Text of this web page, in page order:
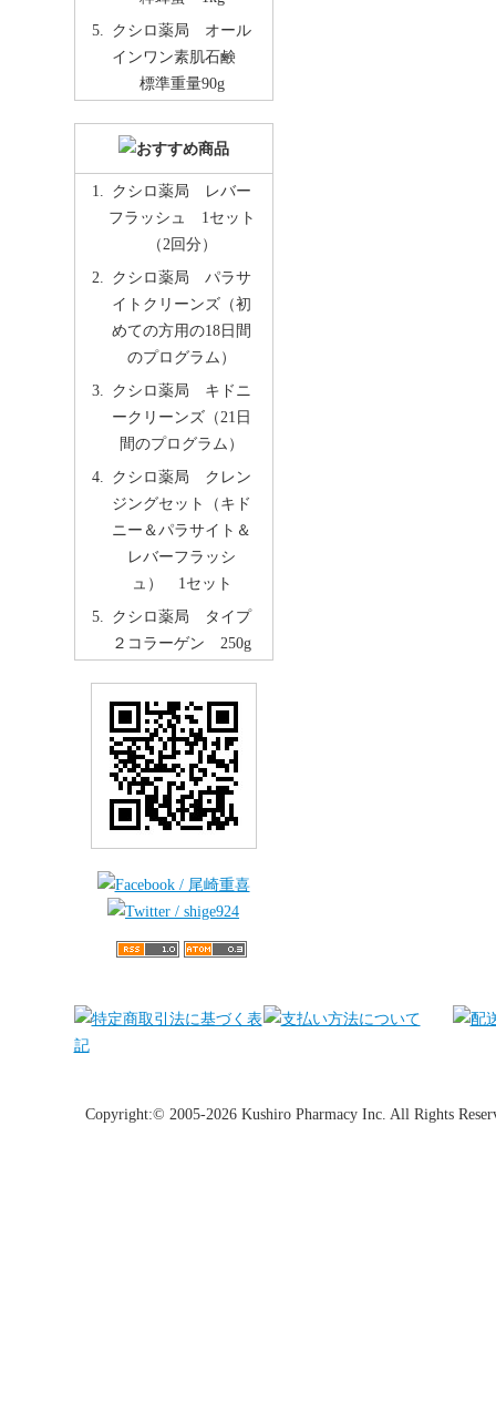
クシロ薬局 オール
インワン素肌石鹸
標準重量90g
クシロ薬局 レバー
フラッシュ 1セット
（2回分）
クシロ薬局 パラサ
イトクリーンズ（初
めての方用の18日間
のプログラム）
クシロ薬局 キドニ
ークリーンズ（21日
間のプログラム）
クシロ薬局 クレン
ジングセット（キド
ニー＆パラサイト＆
レバーフラッシ
ュ） 1セット
クシロ薬局 タイプ
２コラーゲン 250g
Copyright:© 2005-2026 Kushiro Pharmacy Inc. All Rights